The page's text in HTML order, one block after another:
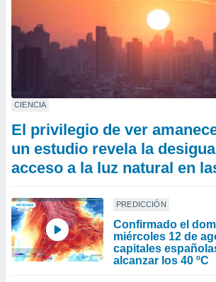
CIENCIA
El privilegio de ver
un estudio revela la
acceso a la luz natural en
PREDICCIÓN
Confirmado el
miércoles 12 de
capitales
alcanzar los 40 ºC